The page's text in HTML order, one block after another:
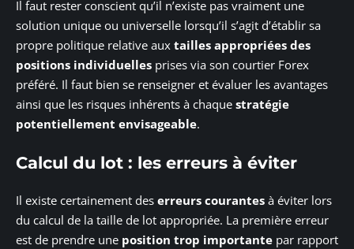
Il faut rester conscient qu’il n’existe pas vraiment une
solution unique ou universelle lorsqu’il s’agit d’établir sa
propre politique relative aux tailles appropriées des
positions individuelles prises via son courtier Forex
préféré. Il faut bien se renseigner et évaluer les avantages
ainsi que les risques inhérents à chaque stratégie
potentiellement envisageable.
Calcul du lot : les erreurs à éviter
Il existe certainement des erreurs courantes à éviter lors
du calcul de la taille de lot appropriée. La première erreur
est de prendre une position trop importante par rapport